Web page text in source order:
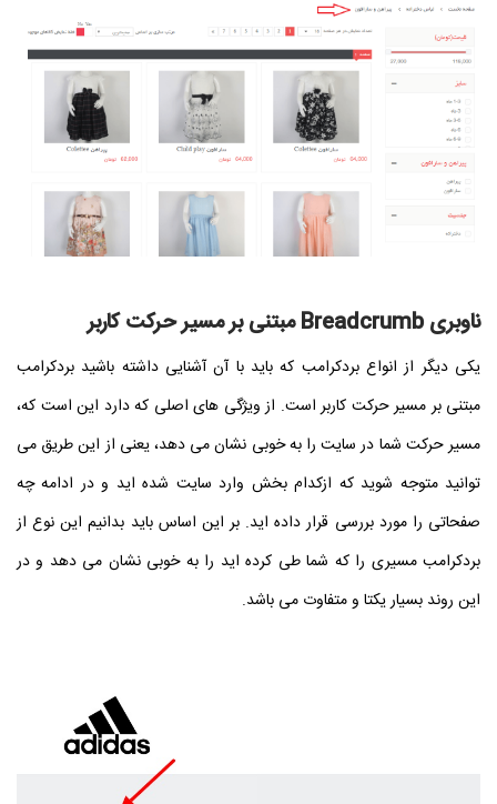
ناوبری Breadcrumb مبتنی بر مسیر حرکت کاربر
یکی دیگر از انواع بردکرامب که باید با آن آشنایی داشته باشید بردکرامب
مبتنی بر مسیر حرکت کاربر است. از ویژگی های اصلی که دارد این است که،
مسیر حرکت شما در سایت را به خوبی نشان می دهد، یعنی از این طریق می
توانید متوجه شوید که ازکدام بخش وارد سایت شده اید و در ادامه چه
صفحاتی را مورد بررسی قرار داده اید. بر این اساس باید بدانیم این نوع از
بردکرامب مسیری را که شما طی کرده اید را به خوبی نشان می دهد و در
این روند بسیار یکتا و متفاوت می باشد.